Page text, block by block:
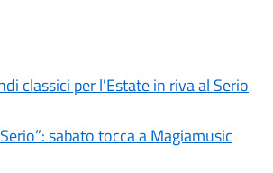
classici per l'Estate in riva al Serio
sabato tocca a Magiamusic